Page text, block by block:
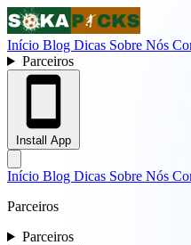
Início Blog Dicas Sobre Nós
Parceiros
Install App
Início Blog Dicas Sobre Nós
Parceiros
Parceiros